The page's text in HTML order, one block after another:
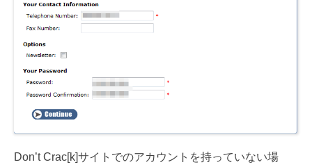
Don’t Crac[k]サイトでのアカウントを持っていない場